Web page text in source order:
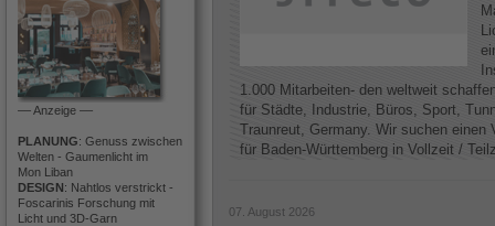
–– Anzeige ––
PLANUNG: Genuss zwischen
Welten - Gaumenlicht im
Mon Liban
DESIGN: Nahtlos verstrickt -
Foscarinis Forschung mit
Licht und 3D-Garn
1.000 Mitarbeiten- den weltweit
für Städte, Industrie, Büros, Sport,
Traunreut, Germany. Wir suchen einen
für Baden-Württemberg in Vollzeit /
07. August 2026